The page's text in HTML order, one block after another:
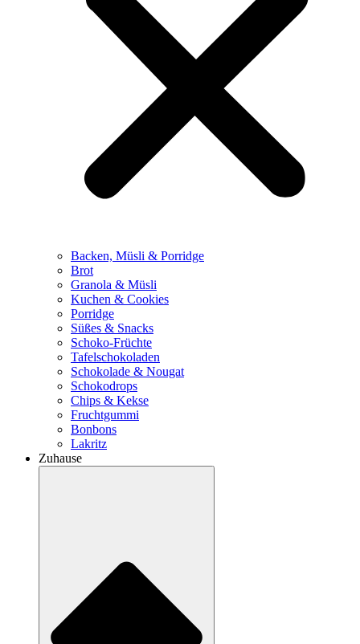
Backen, Müsli & Porridge
Brot
Granola & Müsli
Kuchen & Cookies
Porridge
Süßes & Snacks
Schoko-Früchte
Tafelschokoladen
Schokolade & Nougat
Schokodrops
Chips & Kekse
Fruchtgummi
Bonbons
Lakritz
Zuhause